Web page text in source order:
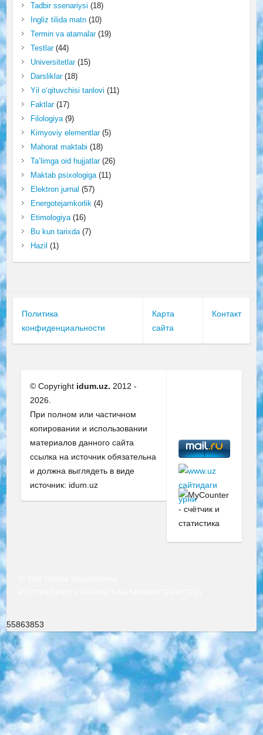
Tadbir ssenariysi (18)
Ingliz tilida matn(10)
Termin va atamalar(19)
Testlar(44)
Universitetlar(15)
Darsliklar(18)
Yil o‘qituvchisi tanlovi (11)
Faktlar(17)
Filologiya(9)
Kimyoviy elementlar(5)
Mahorat maktabi (18)
Ta’limga oid hujjatlar(26)
Maktab psixologiga(11)
Elektron jurnal (57)
Energotejamkorlik(4)
Etimologiya(16)
Bu kun tarixda(7)
Hazil (1)
Политика
конфиденциальности
Карта
сайта
Контакт
© Copyright idum.uz. 2012 -
2026.
При полном или частичном
копировании и использовании
материалов данного сайта
ссылка на источник обязательна
и должна выглядеть в виде
источник: idum.uz
55863853